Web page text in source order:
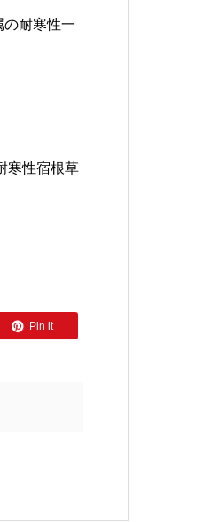
耐寒性一
寒性宿根草
Pin it